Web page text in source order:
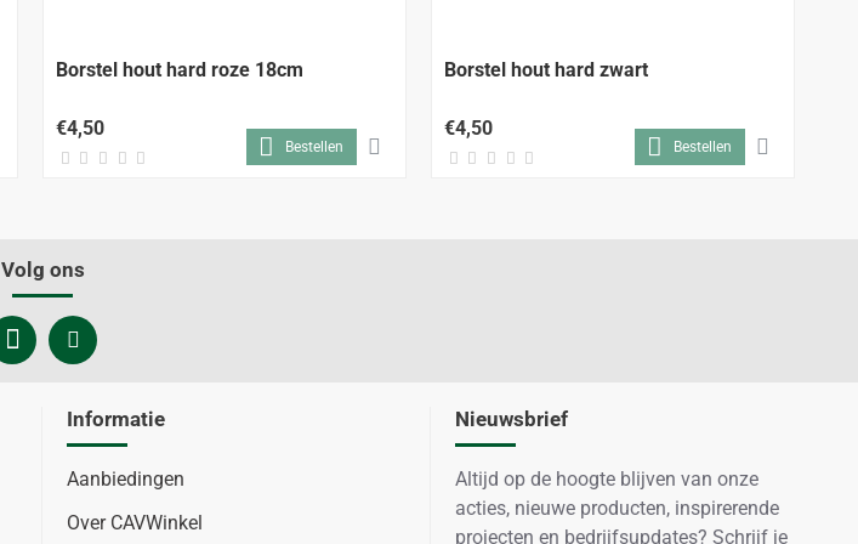
Borstel hout hard roze 18cm
€4,50
Bestellen
Borstel hout hard zwart
€4,50
Bestellen
Volg ons
Informatie
Aanbiedingen
Over CAVWinkel
Nieuwsbrief
Altijd op de hoogte blijven van onze
acties, nieuwe producten, inspirerende
projecten en bedrijfsupdates? Schrijf je